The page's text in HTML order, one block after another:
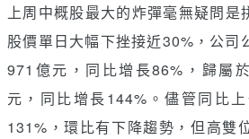
上周中概股最大的炸彈毫無疑問
股價單日大幅下挫接近30%，公司
971億元，同比增長86%，歸屬
元，同比增長144%。儘管同比
131%，環比有下降趨勢，但高雙